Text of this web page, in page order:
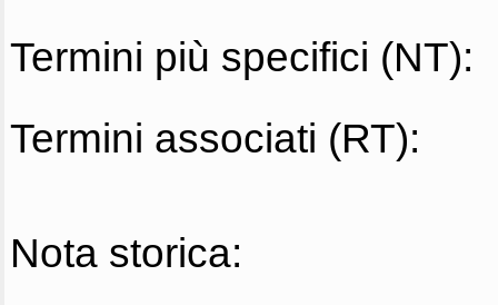
Termini più specifici (NT):
Termini associati (RT):
Nota storica: